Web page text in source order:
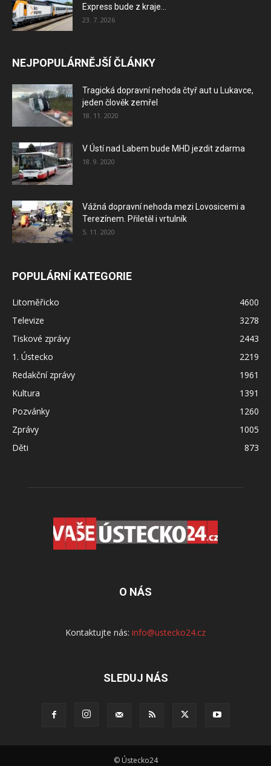
Express bude z kraje...
23. 7. 2026
NEJPOPULÁRNĚJŠÍ ČLÁNKY
Tragická dopravní nehoda čtyř aut u Lukavce,
jeden člověk zemřel
18. 11. 2020
V Ústí nad Labem bude MHD jezdit zdarma
18. 9. 2020
Vážná dopravní nehoda mezi Lovosicemi a
Terezínem. Přiletěl i vrtulník
5. 11. 2020
POPULÁRNÍ KATEGORIE
Litoměřicko
4600
Televize
3278
Tiskové zprávy
2443
1. Ústecko
2219
Redakční zprávy
1961
Kultura
1391
Pozvánky
1260
Zprávy
1005
Děti
873
O NÁS
Kontaktujte nás: info@ustecko24.cz
SLEDUJ NÁS
© Ústecko24